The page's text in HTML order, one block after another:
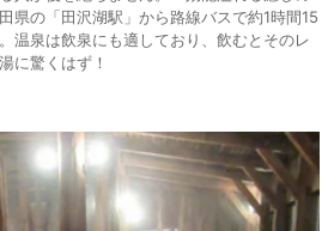
の「田沢湖駅」から路線バスで約1時間15
温泉は飲泉にも適しており、飲むとそのレ
に驚くはず！